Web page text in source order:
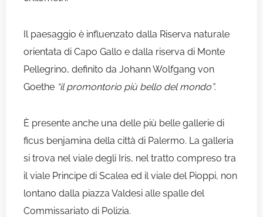
Il paesaggio è influenzato dalla Riserva naturale
orientata di Capo Gallo e dalla riserva di Monte
Pellegrino, definito da Johann Wolfgang von
Goethe “il promontorio più bello del mondo”.
È presente anche una delle più belle gallerie di
ficus benjamina della città di Palermo. La galleria
si trova nel viale degli Iris, nel tratto compreso tra
il viale Principe di Scalea ed il viale del Pioppi, non
lontano dalla piazza Valdesi alle spalle del
Commissariato di Polizia.